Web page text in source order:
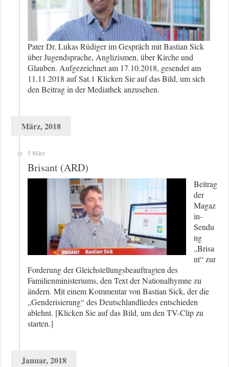
Pater Dr. Lukas Rüdiger im Gespräch mit Bastian Sick
über Jugendsprache, Anglizismen, über Kirche und
Glauben. Aufgezeichnet am 17.10.2018, gesendet am
11.11.2018 auf Sat.1 Klicken Sie auf das Bild, um sich
den Beitrag in der Mediathek anzusehen.
März, 2018
5 März
Brisant (ARD)
Beitrag
der
Magaz
in-
Sendu
ng
„Brisa
nt“ zur
Forderung der Gleichstellungsbeauftragten des
Familienministeriums, den Text der Nationalhymne zu
ändern. Mit einem Kommentar von Bastian Sick, der die
„Genderisierung“ des Deutschlandliedes entschieden
ablehnt. [Klicken Sie auf das Bild, um den TV-Clip zu
starten.]
Januar, 2018